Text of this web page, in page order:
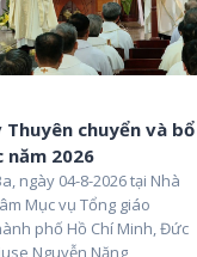
chuyển và bổ
năm 2026
ngày 04-8-2026 tại Nhà
Mục vụ Tổng giáo
phố Hồ Chí Minh, Đức
Nguyễn Năng